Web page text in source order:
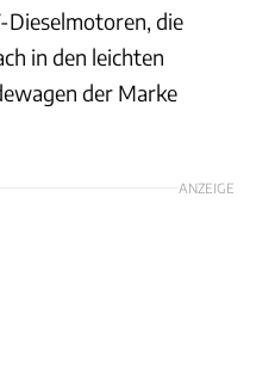
Dieselmotoren, die
in den leichten
der Marke
ANZEIGE